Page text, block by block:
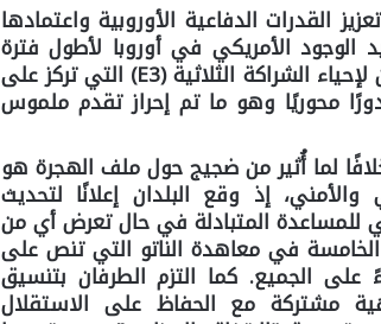
القدرات الدفاعية الأوروبية واعتمادها
الأمريكي في أوروبا لأطول فترة
ممكنة وتعزيز التنسيق المشترك، وهم يسعون لإحياء الشراكة الثلاثية (E3) التي تركز على
محوريًا وهو ما تم إحراز تقدم ملموس
لما أُثير من ضجيج حول ملف الهجرة هو
إذ وقع البلدان إعلانًا لتحديث
للمساعدة المتبادلة في حال تعرض أي من
الخامسة في معاهدة الناتو التي تنص على
على الجميع. كما التزم الطرفان بتنسيق
مشتركة مع الحفاظ على الاستقلال